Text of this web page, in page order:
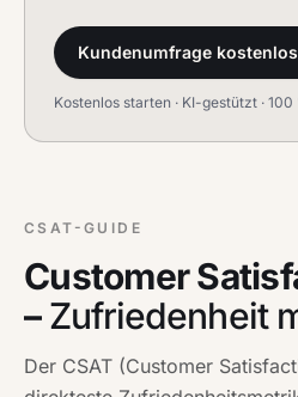
Kundenumfrage
Kostenlos starten · KI-gestützt ·
CSAT-GUIDE
Customer
–Zufriedenheit
Der CSAT (Customer